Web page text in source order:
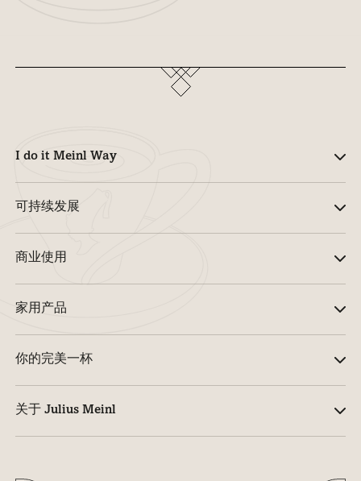
I do it Meinl Way
可持续发展
商业使用
家用产品
你的完美一杯
关于 Julius Meinl